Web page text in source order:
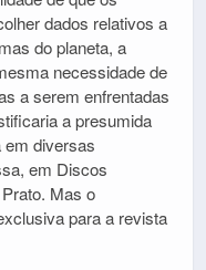
dados relativos a
do planeta, a
necessidade de
a serem enfrentadas
a presumida
em diversas
em Discos
Mas o
para a revista